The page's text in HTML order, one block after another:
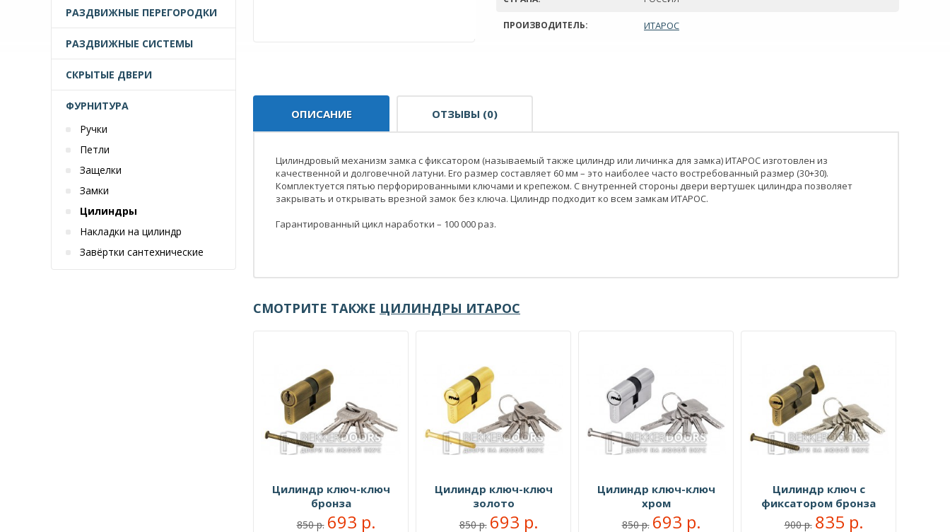
РАЗДВИЖНЫЕ ПЕРЕГОРОДКИ
РАЗДВИЖНЫЕ СИСТЕМЫ
СКРЫТЫЕ ДВЕРИ
ФУРНИТУРА
Ручки
Петли
Защелки
Замки
Цилиндры
Накладки на цилиндр
Завёртки сантехнические
ПРОИЗВОДИТЕЛЬ: ИТАРОС
ОПИСАНИЕ ОТЗЫВЫ (0)
Цилиндровый механизм замка с фиксатором (называемый также цилиндр или личинка для замка) ИТАРОС изготовлен из
качественной и долговечной латуни. Его размер составляет 60 мм – это наиболее часто востребованный размер (30+30).
Комплектуется пятью перфорированными ключами и крепежом. С внутренней стороны двери вертушек цилиндра позволяет
закрывать и открывать врезной замок без ключа. Цилиндр подходит ко всем замкам ИТАРОС.
Гарантированный цикл наработки – 100 000 раз.
СМОТРИТЕ ТАКЖЕ ЦИЛИНДРЫ ИТАРОС
Цилиндр ключ-ключ
бронза
850 р. 693 р.
Цилиндр ключ-ключ
золото
850 р. 693 р.
Цилиндр ключ-ключ
хром
850 р. 693 р.
Цилиндр ключ с
фиксатором бронза
900 р. 835 р.